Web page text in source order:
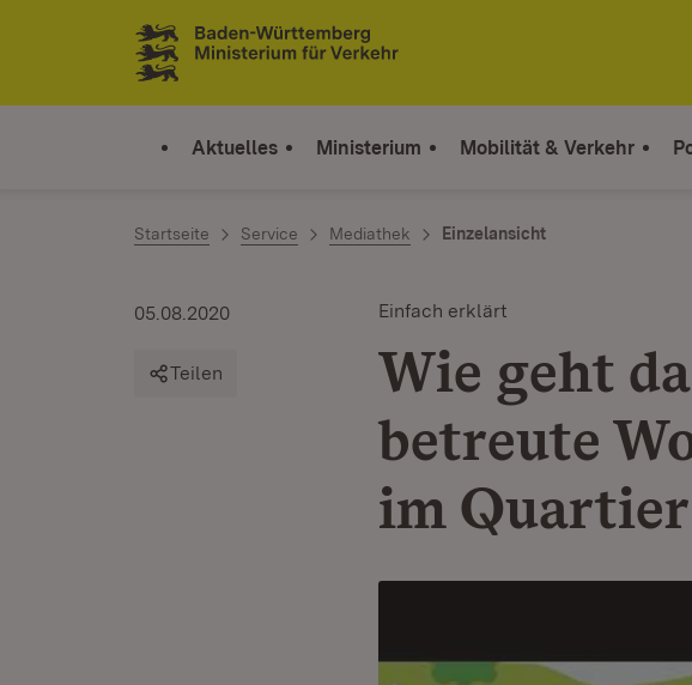
Zum Inhalt springen
Link zur Startseite
Aktuelles Ministerium Mobilität & Verkehr
Startseite Service Mediathek Einzelansicht
Einfach erklärt
Wie geht
betreute
im Quartier
05.08.2020
Teilen